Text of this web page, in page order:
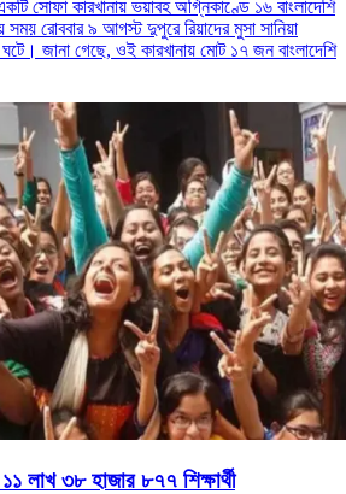
সোফা কারখানায় ভয়াবহ অগ্নিকাণ্ডে ১৬ বাংলাদেশি
রোববার ৯ আগস্ট দুপুরে রিয়াদের মুসা সানিয়া
জানা গেছে, ওই কারখানায় মোট ১৭ জন বাংলাদেশি
লাখ ৩৮ হাজার ৮৭৭ শিক্ষার্থী